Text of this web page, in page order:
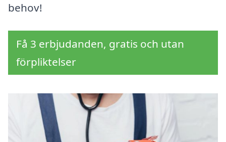
behov!
Få 3 erbjudanden, gratis och utan
förpliktelser